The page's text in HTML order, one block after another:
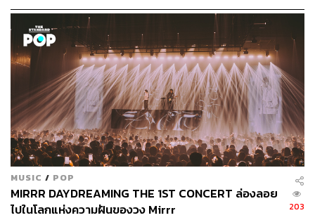
นอกจากข้อดีที่ทำให้วัดได้ง่าย มีข้อเสียอะไรเกิดขึ้นบ้างไหม
เมื่อเรามองไปที่ยอดวิวเป็นหลัก เช่น ไม่สามารถใส่เนื้อเพลง
บางท่อน ความคิดเห็นบางอย่างที่อยากนำเสนอ เพราะคิดว่า
ถ้าใส่แล้วคนอาจจะไม่ชอบ และทำให้ยอดวิวลดลง
กอล์ฟ:มีเคสที่เพิ่งเกิดขึ้นไม่นานมานี้เลยตอนทำมิวสิกวิดีโอ
ที่มีเงื่อนไขบางอย่างที่ถ้าใส่ลงไปแล้วยูทูบจะปรับอัลกอริทึม
ให้คนเห็นวิดีโอน้อยลง ซึ่งนับว่าเป็นเรื่องใหญ่ที่สำคัญกับค่าย
มากเหมือนกันนะ ผมก็ได้แต่กราบกรานเขาว่าเห็นใจผมเถอะ
ครับ เพราะยอดวิวเป็นเรื่องสำคัญที่ผมค่อนข้างเป็นกังวลมาก
จริงๆ
MUSIC / POP
MIRRR DAYDREAMING THE 1ST CONCERT ล่องลอย
ไปในโลกแห่งความฝันของวง Mirrr
203